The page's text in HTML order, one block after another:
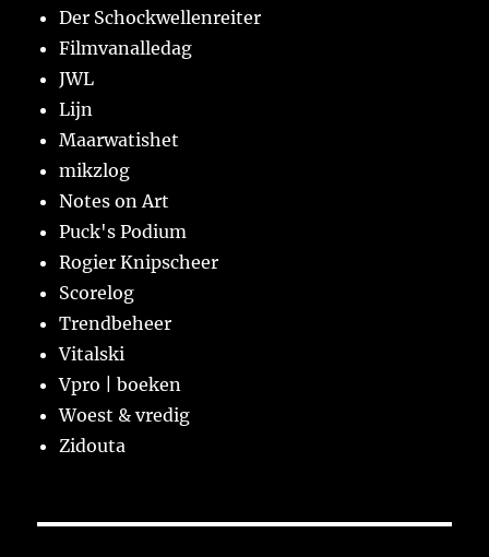
Der Schockwellenreiter
Filmvanalledag
JWL
Lijn
Maarwatishet
mikzlog
Notes on Art
Puck's Podium
Rogier Knipscheer
Scorelog
Trendbeheer
Vitalski
Vpro | boeken
Woest & vredig
Zidouta